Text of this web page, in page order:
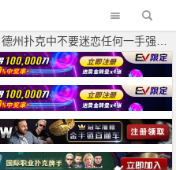
扑克中不要迷恋任何一手强牌，哪怕是AA!